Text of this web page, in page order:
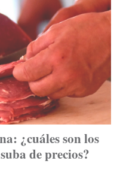
¿cuáles son los
de precios?